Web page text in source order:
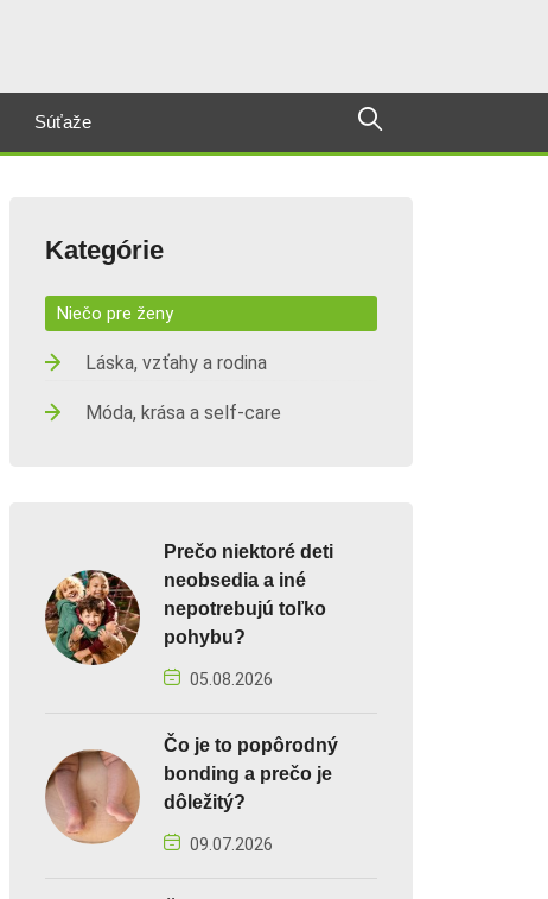
Súťaže
Kategórie
Niečo pre ženy
Láska, vzťahy a rodina
Móda, krása a self-care
Prečo niektoré deti
neobsedia a iné
nepotrebujú toľko
pohybu?
05.08.2026
Čo je to popôrodný
bonding a prečo je
dôležitý?
09.07.2026